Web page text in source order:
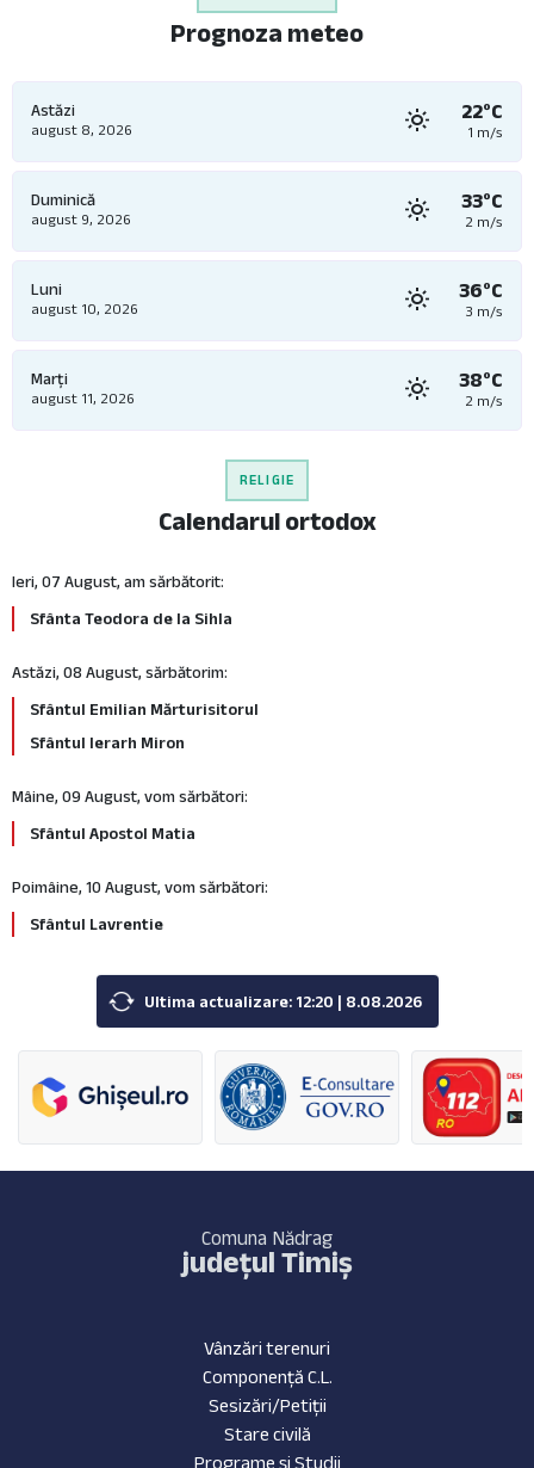
Prognoza meteo
Astăzi
august 8, 2026
22°C
1 m/s
Duminică
august 9, 2026
33°C
2 m/s
Luni
august 10, 2026
36°C
3 m/s
Marți
august 11, 2026
38°C
2 m/s
RELIGIE
Calendarul ortodox
Ieri, 07 August, am sărbătorit:
Sfânta Teodora de la Sihla
Astăzi, 08 August, sărbătorim:
Sfântul Emilian Mărturisitorul
Sfântul Ierarh Miron
Mâine, 09 August, vom sărbători:
Sfântul Apostol Matia
Poimâine, 10 August, vom sărbători:
Sfântul Lavrentie
Ultima actualizare: 12:20 | 8.08.2026
Comuna Nădrag
județul Timiș
Vânzări terenuri
Componență C.L.
Sesizări/Petiții
Stare civilă
Programe și Studii